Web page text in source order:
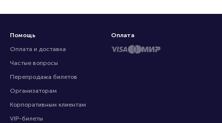
Помощь
Оплата и доставка
Частые вопросы
Перепродажа билетов
Организаторам
Корпоративным клиентам
VIP-билеты
Оплата